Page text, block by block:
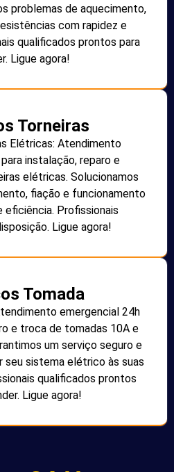
problemas de aquecimento,
com rapidez e
qualificados prontos para
Ligue agora!
Torneiras
Elétricas: Atendimento
instalação, reparo e
elétricas. Solucionamos
fiação e funcionamento
eficiência. Profissionais
Ligue agora!
Tomada
emergencial 24h
e troca de tomadas 10A e
um serviço seguro e
seu sistema elétrico às suas
qualificados prontos
Ligue agora!